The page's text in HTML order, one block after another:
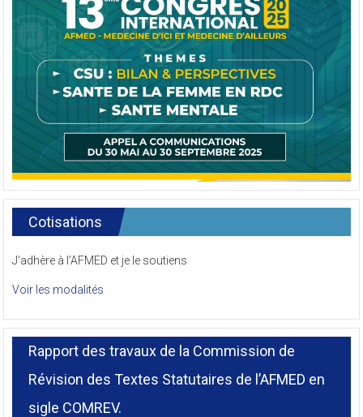
Cotisations
J’adhère à l’AFMED et je le soutiens
Voir les modalités
Rapport des travaux de la Commission de
Révision des Textes Statutaires de l’AFMED en
sigle COMREV.